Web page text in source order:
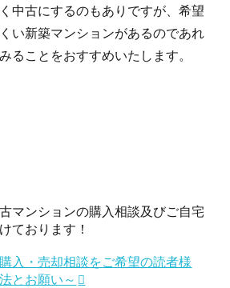
中古にするのもありですが、希望
い新築マンションがあるのであれ
ることをおすすめいたします。
マンションの購入相談及びご自宅
ております！
入・売却相談をご希望の読者様
とお願い～